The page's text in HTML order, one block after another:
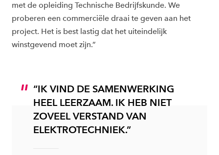
met de opleiding Technische Bedrijfskunde. We
proberen een commerciële draai te geven aan het
project. Het is best lastig dat het uiteindelijk
winstgevend moet zijn.”
“IK VIND DE SAMENWERKING
HEEL LEERZAAM. IK HEB NIET
ZOVEEL VERSTAND VAN
ELEKTROTECHNIEK.”